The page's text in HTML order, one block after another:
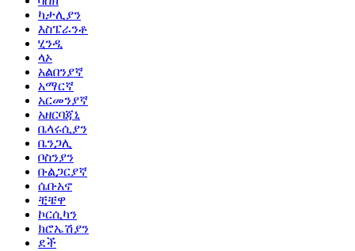
ካታሊያን
እስፔራንቶ
ሂንዲ
ላኦ
አልበንያኛ
አማርኛ
አርመንያኛ
አዘርባጃኒ
ቤላሩሲያን
ቤንጋሊ
ቦስንያን
ቡልጋርያኛ
ሴቡአኖ
ቺቼዋ
ኮርሲካን
ክሮኤሽያን
ደች